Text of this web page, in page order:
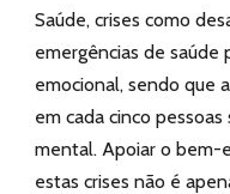
Saúde, crises como
emergências de saúde
emocional, sendo que
em cada cinco
mental. Apoiar o bem-
estas crises não é